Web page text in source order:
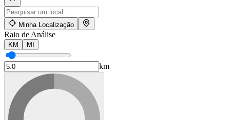
Minha Localização
Raio de Análise
KM MI
km